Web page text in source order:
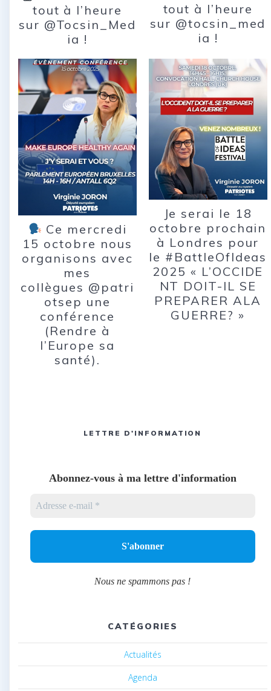
tout à l’heure
sur @Tocsin_Med
ia !
tout à l’heure
sur @tocsin_med
ia !
Ce mercredi
15 octobre nous
organisons avec
mes
collègues @patri
otsep une
conférence
(Rendre à
l’Europe sa
santé).
Je serai le 18
octobre prochain
à Londres pour
le #BattleOfIdeas
2025 « L’OCCIDE
NT DOIT-IL SE
PREPARER ALA
GUERRE? »
LETTRE D'INFORMATION
Abonnez-vous à ma lettre d'information
Nous ne spammons pas !
CATÉGORIES
Actualités
Agenda